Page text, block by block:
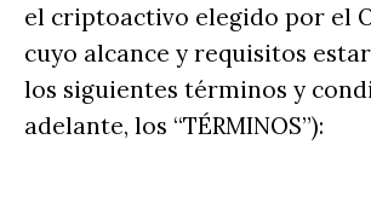
el criptoactivo elegido por el
cuyo alcance y requisitos
los siguientes términos y
adelante, los “TÉRMINOS”):